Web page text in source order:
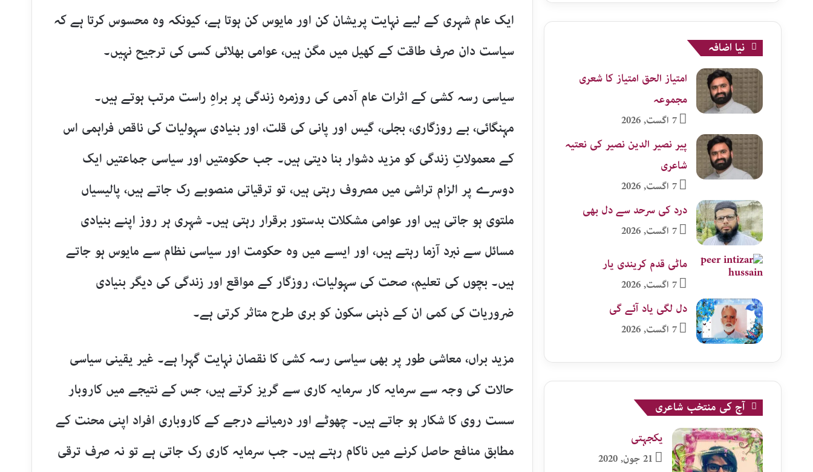
ایک عام شہری کے لیے نہایت پریشان کن اور مایوس کن ہوتا ہے، کیونکہ وہ محسوس کرتا ہے کہ
سیاست دان صرف طاقت کے کھیل میں مگن ہیں، عوامی بھلائی کسی کی ترجیح نہیں۔
سیاسی رسہ کشی کے اثرات عام آدمی کی روزمرہ زندگی پر براہِ راست مرتب ہوتے ہیں۔
مہنگائی، بے روزگاری، بجلی، گیس اور پانی کی قلت، اور بنیادی سہولیات کی ناقص فراہمی اس
کے معمولاتِ زندگی کو مزید دشوار بنا دیتی ہیں۔ جب حکومتیں اور سیاسی جماعتیں ایک
دوسرے پر الزام تراشی میں مصروف رہتی ہیں، تو ترقیاتی منصوبے رک جاتے ہیں، پالیسیاں
ملتوی ہو جاتی ہیں اور عوامی مشکلات بدستور برقرار رہتی ہیں۔ شہری ہر روز اپنے بنیادی
مسائل سے نبرد آزما رہتے ہیں، اور ایسے میں وہ حکومت اور سیاسی نظام سے مایوس ہو جاتے
ہیں۔ بچوں کی تعلیم، صحت کی سہولیات، روزگار کے مواقع اور زندگی کی دیگر بنیادی
ضروریات کی کمی ان کے ذہنی سکون کو بری طرح متاثر کرتی ہے۔
مزید براں، معاشی طور پر بھی سیاسی رسہ کشی کا نقصان نہایت گہرا ہے۔ غیر یقینی سیاسی
حالات کی وجہ سے سرمایہ کار سرمایہ کاری سے گریز کرتے ہیں، جس کے نتیجے میں کاروبار
سست روی کا شکار ہو جاتے ہیں۔ چھوٹے اور درمیانے درجے کے کاروباری افراد اپنی محنت کے
مطابق منافع حاصل کرنے میں ناکام رہتے ہیں۔ جب سرمایہ کاری رک جاتی ہے تو نہ صرف ترقی
نیا اضافہ
امتیاز الحق امتیاز کا شعری
مجموعہ
7 اگست, 2026
پیر نصیر الدین نصیر کی نعتیہ
شاعری
7 اگست, 2026
درد کی سرحد سے دل بھی
7 اگست, 2026
ماٹی قدم کریندی یار
7 اگست, 2026
دل لگی یاد آئے گی
7 اگست, 2026
آج کی منتخب شاعری
یکجہتی
21 جون, 2020